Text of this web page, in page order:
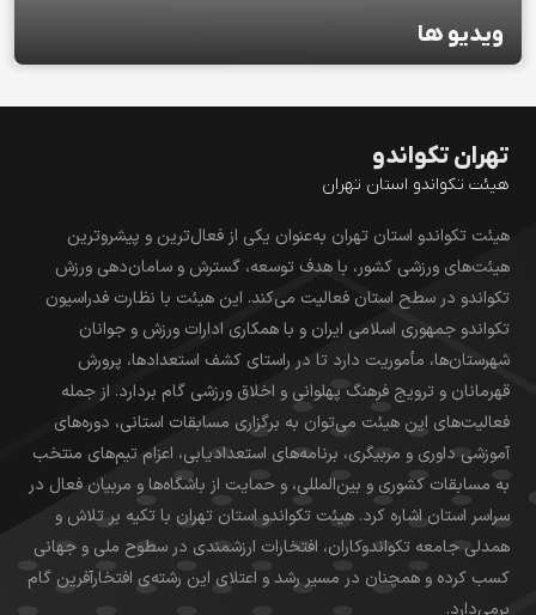
ویدیو ها
تهران تکواندو
هیئت تکواندو استان تهران
هیئت تکواندو استان تهران به‌عنوان یکی از فعال‌ترین و پیشروترین
هیئت‌های ورزشی کشور، با هدف توسعه، گسترش و سامان‌دهی ورزش
تکواندو در سطح استان فعالیت می‌کند. این هیئت با نظارت فدراسیون
تکواندو جمهوری اسلامی ایران و با همکاری ادارات ورزش و جوانان
شهرستان‌ها، مأموریت دارد تا در راستای کشف استعدادها، پرورش
قهرمانان و ترویج فرهنگ پهلوانی و اخلاق ورزشی گام بردارد. از جمله
فعالیت‌های این هیئت می‌توان به برگزاری مسابقات استانی، دوره‌های
آموزشی داوری و مربیگری، برنامه‌های استعدادیابی، اعزام تیم‌های منتخب
به مسابقات کشوری و بین‌المللی، و حمایت از باشگاه‌ها و مربیان فعال در
سراسر استان اشاره کرد. هیئت تکواندو استان تهران با تکیه بر تلاش و
همدلی جامعه تکواندوکاران، افتخارات ارزشمندی در سطوح ملی و جهانی
کسب کرده و همچنان در مسیر رشد و اعتلای این رشته‌ی افتخارآفرین گام
برمی‌دارد.